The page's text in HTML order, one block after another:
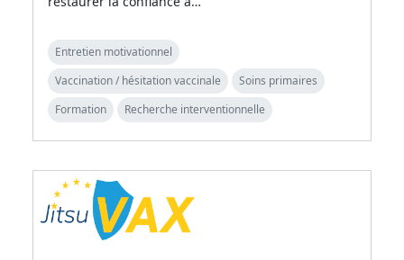
Entretien motivationnel
Vaccination / hésitation vaccinale
Soins primaires
Formation
Recherche interventionnelle